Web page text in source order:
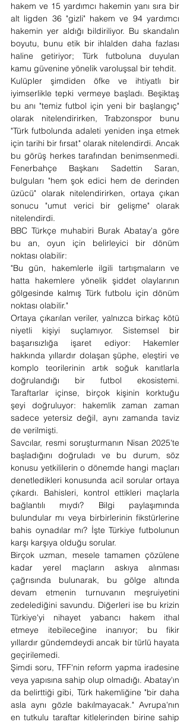
hakem ve 15 yardımcı hakemin yanı sıra bir
alt ligden 36 "gizli" hakem ve 94 yardımcı
hakemin yer aldığı bildiriliyor. Bu skandalın
boyutu, bunu etik bir ihlalden daha fazlası
haline getiriyor; Türk futboluna duyulan
kamu güvenine yönelik varoluşsal bir tehdit.
Kulüpler şimdiden öfke ve ihtiyatlı bir
iyimserlikle tepki vermeye başladı. Beşiktaş
bu anı "temiz futbol için yeni bir başlangıç"
olarak nitelendirirken, Trabzonspor bunu
"Türk futbolunda adaleti yeniden inşa etmek
için tarihi bir fırsat" olarak nitelendirdi. Ancak
bu görüş herkes tarafından benimsenmedi.
Fenerbahçe Başkanı Sadettin Saran,
bulguları "hem şok edici hem de derinden
üzücü" olarak nitelendirirken, ortaya çıkan
sonucu "umut verici bir gelişme" olarak
nitelendirdi.
BBC Türkçe muhabiri Burak Abatay'a göre
bu an, oyun için belirleyici bir dönüm
noktası olabilir:
"Bu gün, hakemlerle ilgili tartışmaların ve
hatta hakemlere yönelik şiddet olaylarının
gölgesinde kalmış Türk futbolu için dönüm
noktası olabilir."
Ortaya çıkarılan veriler, yalnızca birkaç kötü
niyetli kişiyi suçlamıyor. Sistemsel bir
başarısızlığa işaret ediyor: Hakemler
hakkında yıllardır dolaşan şüphe, eleştiri ve
komplo teorilerinin artık soğuk kanıtlarla
doğrulandığı bir futbol ekosistemi.
Taraftarlar içinse, birçok kişinin korktuğu
şeyi doğruluyor: hakemlik zaman zaman
sadece yetersiz değil, aynı zamanda taviz
de verilmişti.
Savcılar, resmi soruşturmanın Nisan 2025'te
başladığını doğruladı ve bu durum, söz
konusu yetkililerin o dönemde hangi maçları
denetledikleri konusunda acil sorular ortaya
çıkardı. Bahisleri, kontrol ettikleri maçlarla
bağlantılı mıydı? Bilgi paylaşımında
bulundular mı veya birbirlerinin fikstürlerine
bahis oynadılar mı? İşte Türkiye futbolunun
karşı karşıya olduğu sorular.
Birçok uzman, mesele tamamen çözülene
kadar yerel maçların askıya alınması
çağrısında bulunarak, bu gölge altında
devam etmenin turnuvanın meşruiyetini
zedelediğini savundu. Diğerleri ise bu krizin
Türkiye'yi nihayet yabancı hakem ithal
etmeye itebileceğine inanıyor; bu fikir
yıllardır gündemdeydi ancak bir türlü hayata
geçirilemedi.
Şimdi soru, TFF'nin reform yapma iradesine
veya yapısına sahip olup olmadığı. Abatay'ın
da belirttiği gibi, Türk hakemliğine "bir daha
asla aynı gözle bakılmayacak." Avrupa'nın
en tutkulu taraftar kitlelerinden birine sahip